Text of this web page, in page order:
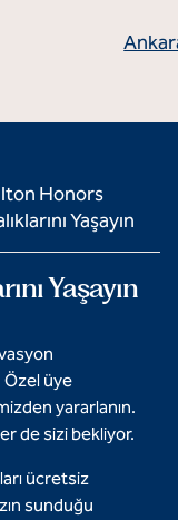
Honors
Yaşayın
Yaşayın
Özel üye
yararlanın.
de sizi bekliyor.
ücretsiz
sunduğu